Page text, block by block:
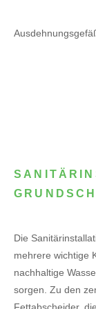
Die
mehrere wichtige
nachhaltige
sorgen. Zu den